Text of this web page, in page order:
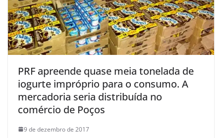
PRF apreende quase meia tonelada de
iogurte impróprio para o consumo. A
mercadoria seria distribuída no
comércio de Poços
9 de dezembro de 2017